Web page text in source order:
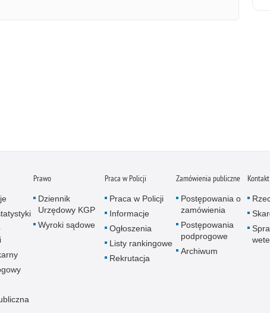
Prawo
Dziennik
Urzędowy KGP
Wyroki sądowe
Praca w Policji
Praca w Policji
Informacje
Ogłoszenia
Listy rankingowe
Rekrutacja
Zamówienia publiczne
Postępowania o
zamówienia
Postępowania
podprogowe
Archiwum
Kontakt